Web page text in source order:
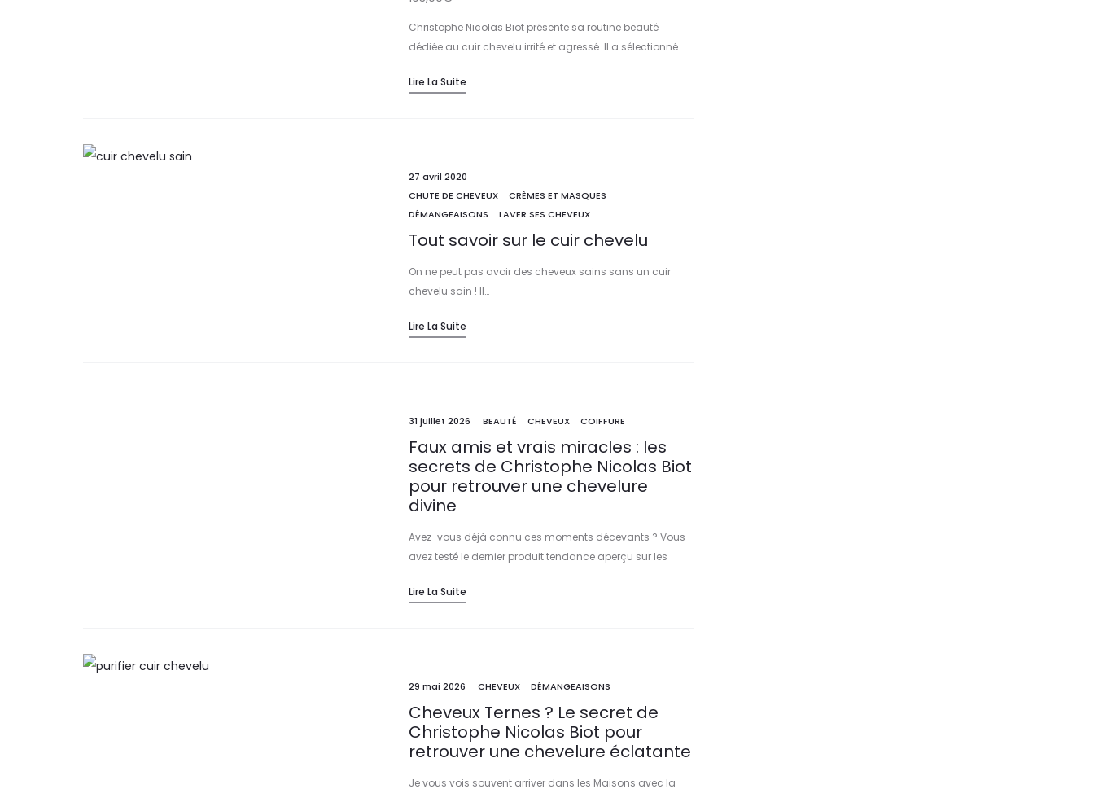
Christophe Nicolas Biot présente sa routine beauté
dédiée au cuir chevelu irrité et agressé. Il a sélectionné
calmer le cuir chevelu, l’assainir et le purifier. A utiliser en
Lire La Suite
27 avril 2020
CHUTE DE CHEVEUX
CRÈMES ET MASQUES
DÉMANGEAISONS
LAVER SES CHEVEUX
Tout savoir sur le cuir chevelu
On ne peut pas avoir des cheveux sains sans un cuir
chevelu sain ! Il…
Lire La Suite
31 juillet 2026 BEAUTÉ CHEVEUX COIFFURE
Faux amis et vrais miracles : les
secrets de Christophe Nicolas Biot
pour retrouver une chevelure
divine
Avez-vous déjà connu ces moments décevants ? Vous
avez testé le dernier produit tendance aperçu sur les
précieux, et pourtant… vos cheveux restent ternes, fatigués,
Lire La Suite
29 mai 2026 CHEVEUX DÉMANGEAISONS
Cheveux Ternes ? Le secret de
Christophe Nicolas Biot pour
retrouver une chevelure éclatante
Je vous vois souvent arriver dans les Maisons avec la